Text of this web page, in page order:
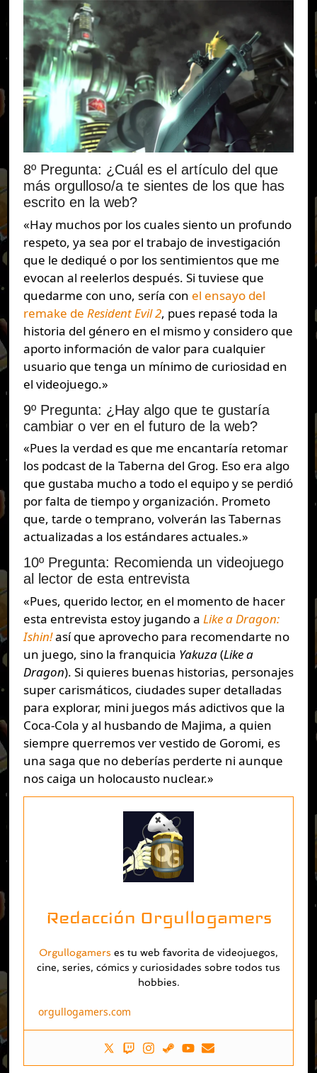
8º Pregunta: ¿Cuál es el artículo del que
más orgulloso/a te sientes de los que has
escrito en la web?
«Hay muchos por los cuales siento un profundo
respeto, ya sea por el trabajo de investigación
que le dediqué o por los sentimientos que me
evocan al reelerlos después. Si tuviese que
quedarme con uno, sería con el ensayo del
remake de Resident Evil 2, pues repasé toda la
historia del género en el mismo y considero que
aporto información de valor para cualquier
usuario que tenga un mínimo de curiosidad en
el videojuego.»
9º Pregunta: ¿Hay algo que te gustaría
cambiar o ver en el futuro de la web?
«Pues la verdad es que me encantaría retomar
los podcast de la Taberna del Grog. Eso era algo
que gustaba mucho a todo el equipo y se perdió
por falta de tiempo y organización. Prometo
que, tarde o temprano, volverán las Tabernas
actualizadas a los estándares actuales.»
10º Pregunta: Recomienda un videojuego
al lector de esta entrevista
«Pues, querido lector, en el momento de hacer
esta entrevista estoy jugando a Like a Dragon:
Ishin!así que aprovecho para recomendarte no
un juego, sino la franquicia Yakuza(Like a
Dragon). Si quieres buenas historias, personajes
super carismáticos, ciudades super detalladas
para explorar, mini juegos más adictivos que la
Coca-Cola y al husbando de Majima, a quien
siempre querremos ver vestido de Goromi, es
una saga que no deberías perderte ni aunque
nos caiga un holocausto nuclear.»
Redacción Orgullogamers
Orgullogamers es tu web favorita de videojuegos,
cine, series, cómics y curiosidades sobre todos tus
hobbies.
orgullogamers.com